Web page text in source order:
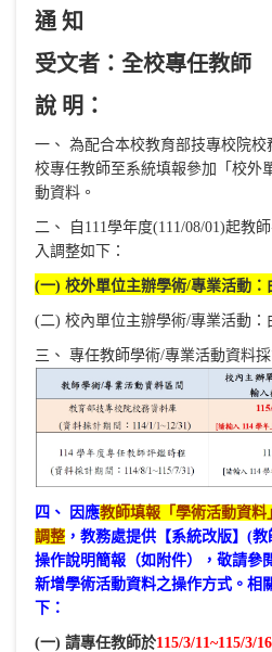
通 知
受文者：全校專任教師
說 明：
一、 為配合本校教育部技專校院
校專任教師至系統填報參加「校外
動資料。
二、 自111學年度(111/08/01)起教
入調整如下：
(一) 校外單位主辦學術/專業活動：
(二) 校內單位主辦學術/專業活動：
三、 專任教師學術/專業活動資料
四、 因應教師填報「學術活動資料
調整，教務處提供【系統改版】(
操作說明簡報（如附件），敬請參
新增學術活動資料之操作方式。相
下：
(一) 請專任教師於115/3/11~115/3/16